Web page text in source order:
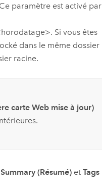
paramètre est activé par
Si vous êtes
dans le même dossier
racine.
carte Web mise à jour)
Summary (Résumé) etTags